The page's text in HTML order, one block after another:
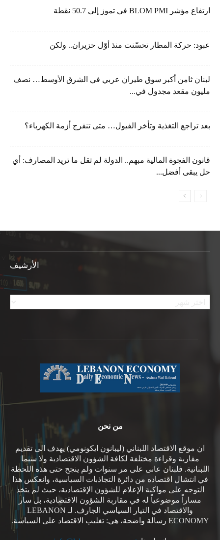
ارتفاع مؤشر BLOM PMI في تموز إلى 50.7 نقطة
عبود: حركة المطار تحسّنت منذ أوّل حزيران.. ولكن
لبنان ثامن أكبر سوق طيران عربي في الشرق الأوسط… نصف
مليون مقعد مجدول في...
بعد تراجع التغذية وتأخر الفيول… متى تنفرج أزمة الكهرباء؟
قانون الفجوة المالية مبهم.. الدولة لم تقل ما تريد المصارف: أي
حل يبقى أفضل...
الأرشيف
الأرشيف
من نحن
ان موقع الاقتصاد اللبناني (ليبانون ايكونومي) يهدف الى تقديم
مقاربة وقراءة مختلفة لكافة الشؤون الاقتصادية ولا سيما
اللبنانية. فلبنان عانى على مر سنوات ولم ينجح حتى هذه اللحظة
في انتشال اقتصاده من دائرة التجاذبات السياسية، وانعكس هذا
التوجه على مواكبة الإعلام للشؤون الإقتصادية، حيث لم يتخذ
مساراً موضوعياً له في مقاربة الشؤون الاقتصادية، بل سار
والاقتصاد في التيار السياسي الجارف. لـ LEBANON
ECONOMY رسالة واضحة، هي: تغليب الاقتصاد على السياسة.